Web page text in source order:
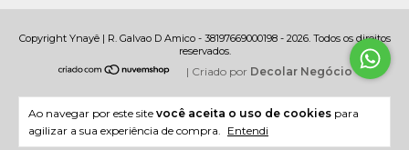
Ao navegar por este site você aceita o uso de cookies para
agilizar a sua experiência de compra. Entendi
Copyright Ynayê | R. Galvao D Amico - 38197669000198 - 2026. Todos os direitos
reservados.
| Criado por Decolar Negócio